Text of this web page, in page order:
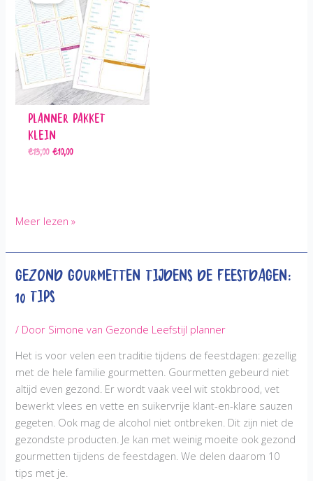
Planner Pakket
Klein
€13,00Oorspronkelijke prijs was: €13,00.
€10,00Huidige prijs is: €10,00.
Hoe
ik
een
you
eat’
restaurant
tijdens
het
afvallen,
we
geven
je
10
Meer lezen »
Gezond Gourmetten tijdens de Feestdagen:
10 Tips
/ Door Simone van Gezonde Leefstijl planner
Het is voor velen een traditie tijdens de feestdagen: gezellig
met de hele familie gourmetten. Gourmetten gebeurd niet
altijd even gezond. Er wordt vaak veel wit stokbrood, vet
bewerkt vlees en vette en suikervrije klant-en-klare sauzen
gegeten. Ook mag de alcohol niet ontbreken. Dit zijn niet de
gezondste producten. Je kan met weinig moeite ook gezond
gourmetten tijdens de feestdagen. We delen daarom 10
tips met je.